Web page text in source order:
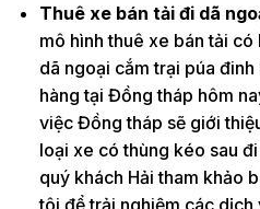
Thuê xe bán tải đi dã
mô hình thuê xe bán tải
dã ngoại cắm trại púa
hàng tại Đồng tháp hôm
việc Đồng tháp sẽ giới
loại xe có thùng kéo sau
quý khách Hải tham khảo
tôi để trải nghiệm các